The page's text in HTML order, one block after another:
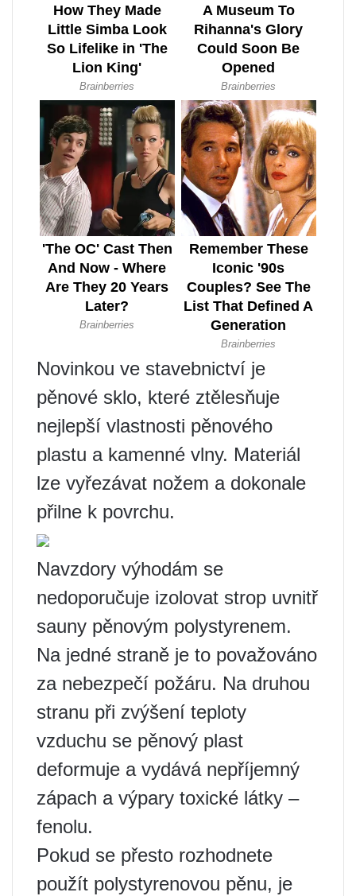
Novinkou ve stavebnictví je
pěnové sklo, které ztělesňuje
nejlepší vlastnosti pěnového
plastu a kamenné vlny. Materiál
lze vyřezávat nožem a dokonale
přilne k povrchu.
Navzdory výhodám se
nedoporučuje izolovat strop uvnitř
sauny pěnovým polystyrenem.
Na jedné straně je to považováno
za nebezpečí požáru. Na druhou
stranu při zvýšení teploty
vzduchu se pěnový plast
deformuje a vydává nepříjemný
zápach a výpary toxické látky –
fenolu.
Pokud se přesto rozhodnete
použít polystyrenovou pěnu, je